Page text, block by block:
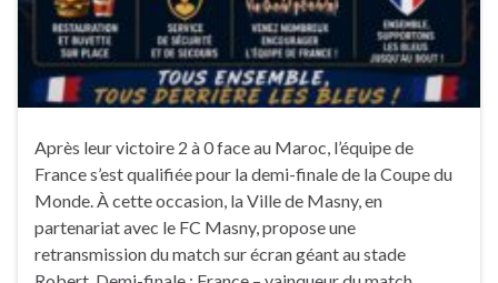
Après leur victoire 2 à 0 face au Maroc, l’équipe de
France s’est qualifiée pour la demi-finale de la Coupe du
Monde. À cette occasion, la Ville de Masny, en
partenariat avec le FC Masny, propose une
retransmission du match sur écran géant au stade